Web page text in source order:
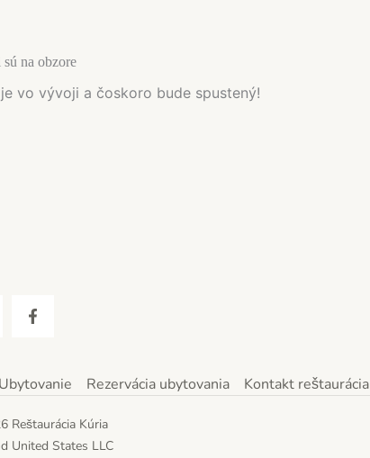
na obzore
vo vývoji a čoskoro bude spustený!
Ubytovanie Rezervácia ubytovania Kontakt reštaurácia
Reštaurácia Kúria
United States LLC